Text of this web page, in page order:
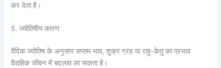
कर देता है।
5. ज्योतिषीय कारण
वैदिक ज्योतिष के अनुसार सप्तम भाव, शुक्र ग्रह या राहु-केतु का प्रभाव
वैवाहिक जीवन में बदलाव ला सकता है।